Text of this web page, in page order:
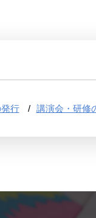
行 講演会・研修